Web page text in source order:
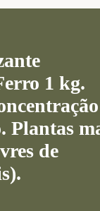
1 kg.
Plantas
de